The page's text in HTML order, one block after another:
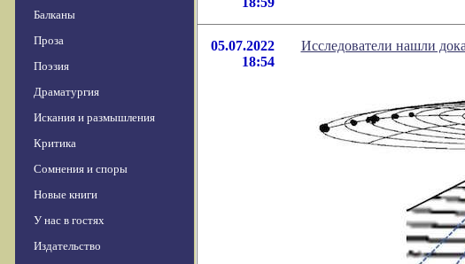
Балканы
Проза
Поэзия
Драматургия
Искания и размышления
Критика
Сомнения и споры
Новые книги
У нас в гостях
Издательство
05.07.2022
18:54
Исследователи нашли